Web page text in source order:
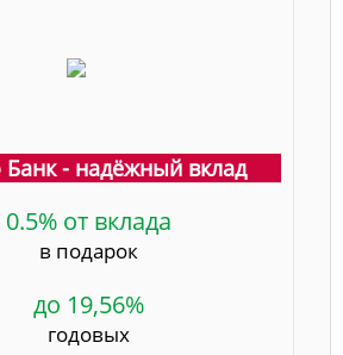
- надёжный вклад
0.5% от вклада
в подарок
до 19,56%
годовых